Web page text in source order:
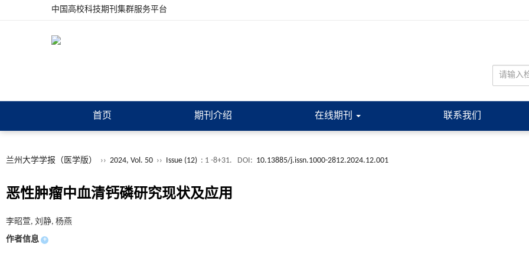
中国高校科技期刊集群服务平台
首页 期刊介绍 在线期刊 联系我们
兰州大学学报（医学版） ›› 2024, Vol. 50 ›› Issue (12) : 1 -8+31. DOI: 10.13885/j.issn.1000-2812.2024.12.001
恶性肿瘤中血清钙磷研究现状及应用
李昭萱, 刘静, 杨燕
作者信息 +